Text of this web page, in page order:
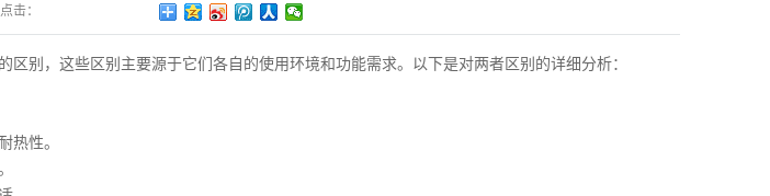
点击：
别，这些区别主要源于它们各自的使用环境和功能需求。以下是对两者区别的详细分析：
性。